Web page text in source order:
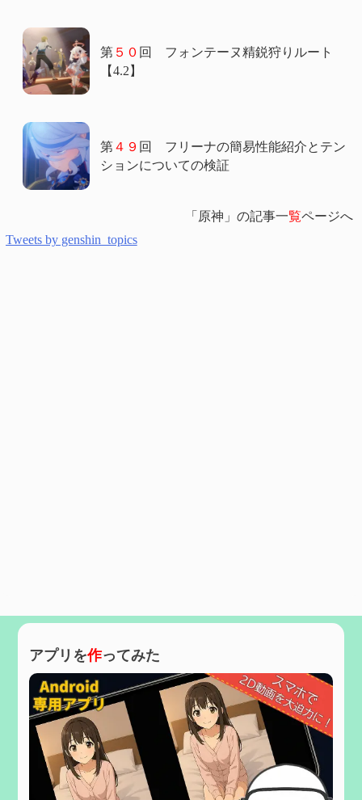
第５０ 回 フォンテーヌ精鋭狩りルート
【4.2】
第４９ 回 フリーナの簡易性能紹介とテン
ションについての検証
「原神」の記事一覧ページへ
Tweets by genshin_topics
アプリを作ってみた